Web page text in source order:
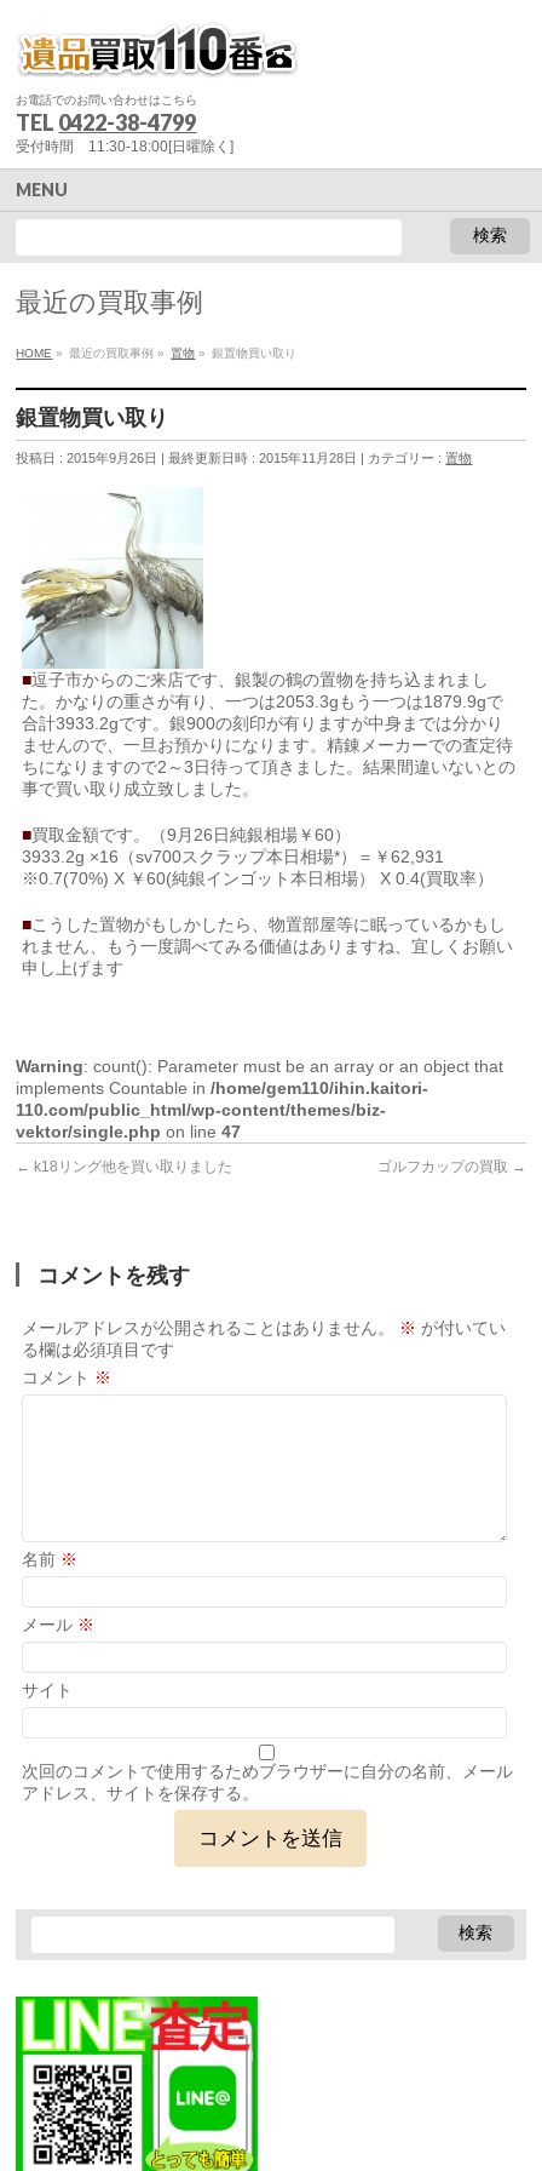
お電話でのお問い合わせはこちら
TEL 0422-38-4799
受付時間 11:30-18:00[日曜除く]
MENU
最近の買取事例
HOME » 最近の買取事例 » 置物 » 銀置物買い取り
銀置物買い取り
投稿日 : 2015年9月26日 最終更新日時 : 2015年11月28日 カテゴリー :置物
■逗子市からのご来店です、銀製の鶴の置物を持ち込まれまし
た。かなりの重さが有り、一つは2053.3gもう一つは1879.9gで
合計3933.2gです。銀900の刻印が有りますが中身までは分かり
ませんので、一旦お預かりになります。精錬メーカーでの査定待
ちになりますので2～3日待って頂きました。結果間違いないとの
事で買い取り成立致しました。
■買取金額です。（9月26日純銀相場￥60）
3933.2g ×16（sv700スクラップ本日相場*）＝￥62,931
※0.7(70%) X ￥60(純銀インゴット本日相場） X 0.4(買取率）
■こうした置物がもしかしたら、物置部屋等に眠っているかもし
れません、もう一度調べてみる価値はありますね、宜しくお願い
申し上げます
Warning: count(): Parameter must be an array or an object that
implements Countable in/home/gem110/ihin.kaitori-
110.com/public_html/wp-content/themes/biz-
vektor/single.php on line47
← k18リング他を買い取りました ゴルフカップの買取 →
コメントを残す
メールアドレスが公開されることはありません。 ※ が付いてい
る欄は必須項目です
コメント ※
名前 ※
メール ※
サイト
次回のコメントで使用するためブラウザーに自分の名前、メール
アドレス、サイトを保存する。